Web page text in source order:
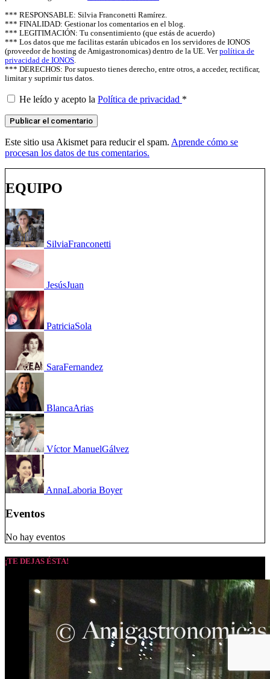
*** RESPONSABLE: Silvia Franconetti Ramírez.
*** FINALIDAD: Gestionar los comentarios en el blog.
*** LEGITIMACIÓN: Tu consentimiento (que estás de acuerdo)
*** Los datos que me facilitas estarán ubicados en los servidores de IONOS
(proveedor de hosting de Amigastronomicas) dentro de la UE. Verpolítica de
privacidad de IONOS
*** DERECHOS: Por supuesto tienes derecho, entre otros, a acceder, rectificar,
limitar y suprimir tus datos.
He leído y acepto la Política de privacidad *
Este sitio usa Akismet para reducir el spam. Aprende cómo se
procesan los datos de tus comentarios.
EQUIPO
SilviaFranconetti
JesúsJuan
PatriciaSola
SaraFernandez
BlancaArias
Víctor ManuelGálvez
AnnaLaboria Boyer
Eventos
No hay eventos
¡TE DEJAS ÉSTA!